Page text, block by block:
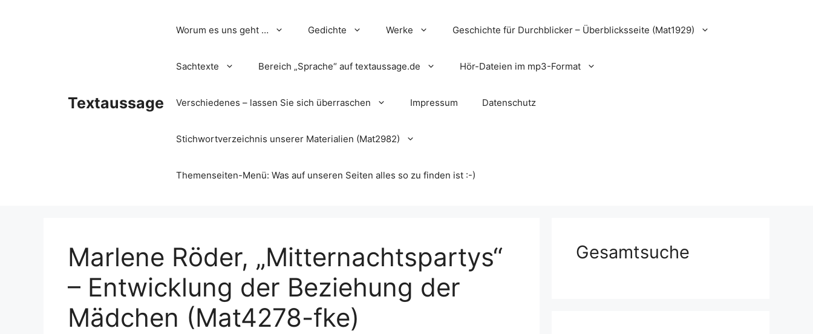
Textaussage
Worum es uns geht … Gedichte Werke Geschichte für Durchblicker – Überblicksseite (Mat1929)
Sachtexte Bereich „Sprache“ auf textaussage.de Hör-Dateien im mp3-Format
Verschiedenes – lassen Sie sich überraschen Impressum Datenschutz
Stichwortverzeichnis unserer Materialien (Mat2982)
Themenseiten-Menü: Was auf unseren Seiten alles so zu finden ist :-)
Marlene Röder, „Mitternachtspartys“
– Entwicklung der Beziehung der
Mädchen (Mat4278-fke)
Gesamtsuche